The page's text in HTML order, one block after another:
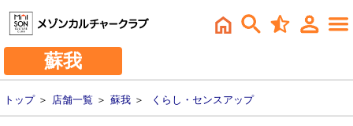
蘇我
トップ＞ 店舗一覧 ＞ 蘇我 ＞ くらし・センスアップ